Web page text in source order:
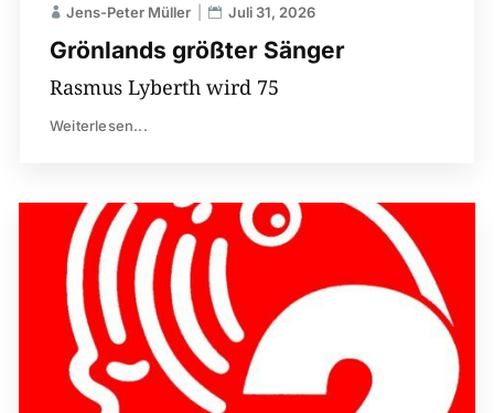
Grönlands größter Sänger
Jens-Peter Müller Juli 31, 2026
Rasmus Lyberth wird 75
Weiterlesen...